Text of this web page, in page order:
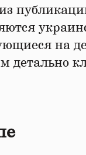
на
детально